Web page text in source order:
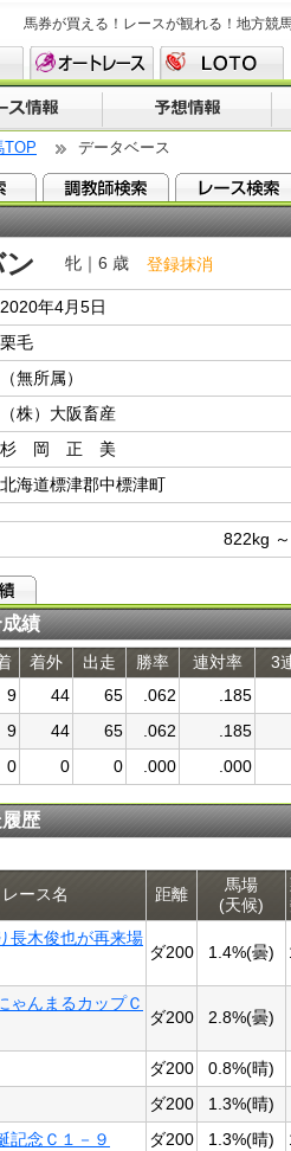
馬券が買える！レースが観れる！地方競
TOP データベース
牝｜6 歳 登録抹消
2020年4月5日
栗毛
（無所属）
（株）大阪畜産
杉 岡 正 美
北海道標津郡中標津町
822kg
績
着外 出走 勝率 連対率
3
9 44 65 .062
.185
9 44 65 .062
.185
0 0 0 .000 .000
歴
レース名 距離
馬場
(天候)
長木俊也が再来場
ダ200 1.4%(曇)
ゃんまるカップＣ
ダ200 2.8%(曇)
ダ200
0.8%(晴)
ダ200
1.3%(晴)
記念Ｃ１－９ ダ200 1.3%(晴)